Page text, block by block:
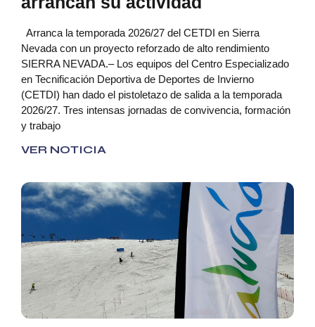
Arranca la temporada 2026/27 del CETDI en Sierra
Nevada con un proyecto reforzado de alto rendimiento
SIERRA NEVADA.– Los equipos del Centro Especializado
en Tecnificación Deportiva de Deportes de Invierno
(CETDI) han dado el pistoletazo de salida a la temporada
2026/27. Tres intensas jornadas de convivencia, formación
y trabajo
VER NOTICIA